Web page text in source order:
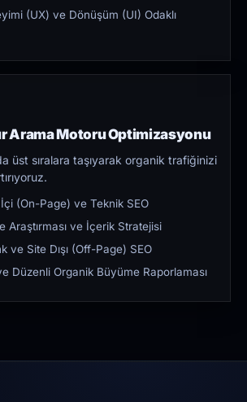
(UX) ve Dönüşüm (UI) Odaklı
Arama Motoru Optimizasyonu
üst sıralara taşıyarak organik trafiğinizi
İçi (On-Page) ve Teknik SEO
Araştırması ve İçerik Stratejisi
ve Site Dışı (Off-Page) SEO
Düzenli Organik Büyüme Raporlaması